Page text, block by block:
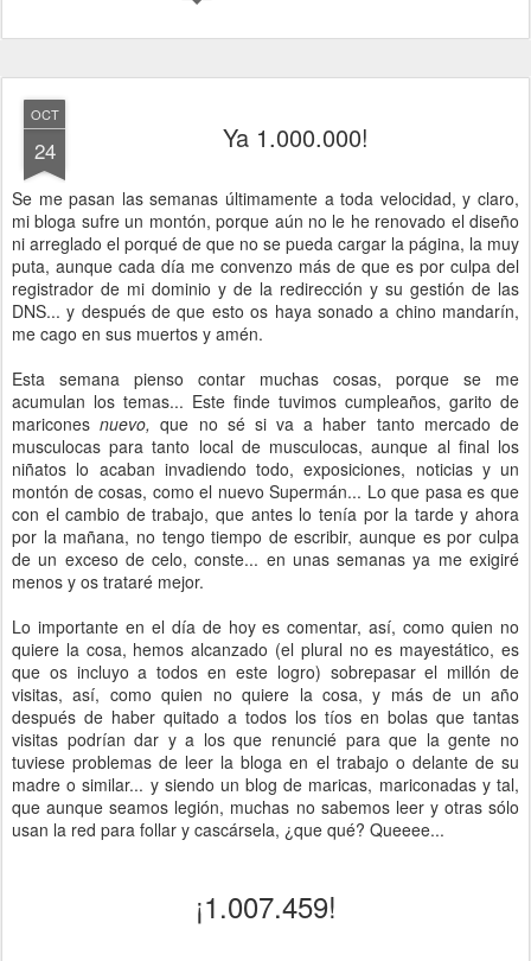
OCT
24 Ya 1.000.000!
Se me pasan las semanas últimamente a toda velocidad, y claro,
mi bloga sufre un montón, porque aún no le he renovado el diseño
ni arreglado el porqué de que no se pueda cargar la página, la muy
puta, aunque cada día me convenzo más de que es por culpa del
registrador de mi dominio y de la redirección y su gestión de las
DNS... y después de que esto os haya sonado a chino mandarín,
me cago en sus muertos y amén.
Esta semana pienso contar muchas cosas, porque se me
acumulan los temas... Este finde tuvimos cumpleaños, garito de
mariconesnuevo, que no sé si va a haber tanto mercado de
musculocas para tanto local de musculocas, aunque al final los
niñatos lo acaban invadiendo todo, exposiciones, noticias y un
montón de cosas, como el nuevo Supermán... Lo que pasa es que
con el cambio de trabajo, que antes lo tenía por la tarde y ahora
por la mañana, no tengo tiempo de escribir, aunque es por culpa
de un exceso de celo, conste... en unas semanas ya me exigiré
menos y os trataré mejor.
Lo importante en el día de hoy es comentar, así, como quien no
quiere la cosa, hemos alcanzado (el plural no es mayestático, es
que os incluyo a todos en este logro) sobrepasar el millón de
visitas, así, como quien no quiere la cosa, y más de un año
después de haber quitado a todos los tíos en bolas que tantas
visitas podrían dar y a los que renuncié para que la gente no
tuviese problemas de leer la bloga en el trabajo o delante de su
madre o similar... y siendo un blog de maricas, mariconadas y tal,
que aunque seamos legión, muchas no sabemos leer y otras sólo
usan la red para follar y cascársela, ¿que qué? Queeee...
¡1.007.459!